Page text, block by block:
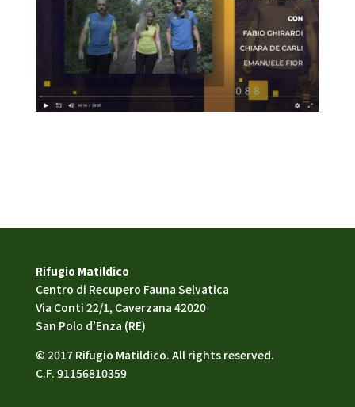
Rifugio Matildico
Centro di Recupero Fauna Selvatica
Via Conti 22/1, Caverzana 42020
San Polo d’Enza (RE)
© 2017 Rifugio Matildico. All rights reserved.
C.F. 91156810359